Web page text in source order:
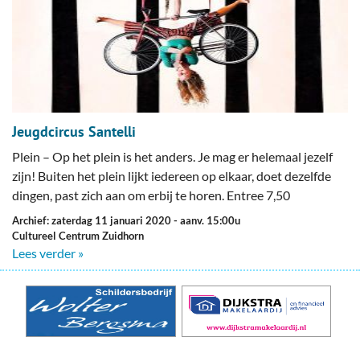
Jeugdcircus Santelli
Plein – Op het plein is het anders. Je mag er helemaal jezelf
zijn! Buiten het plein lijkt iedereen op elkaar, doet dezelfde
dingen, past zich aan om erbij te horen. Entree 7,50
Archief: zaterdag 11 januari 2020- aanv. 15:00u
Cultureel Centrum Zuidhorn
Lees verder »